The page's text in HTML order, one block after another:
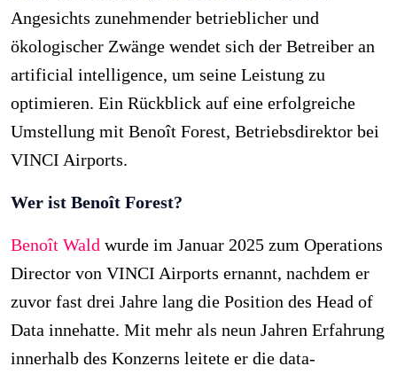
Angesichts zunehmender betrieblicher und
ökologischer Zwänge wendet sich der Betreiber an
artificial intelligence, um seine Leistung zu
optimieren. Ein Rückblick auf eine erfolgreiche
Umstellung mit Benoît Forest, Betriebsdirektor bei
VINCI Airports.
Wer ist Benoît Forest?
Benoît Wald wurde im Januar 2025 zum Operations
Director von VINCI Airports ernannt, nachdem er
zuvor fast drei Jahre lang die Position des Head of
Data innehatte. Mit mehr als neun Jahren Erfahrung
innerhalb des Konzerns leitete er die data-